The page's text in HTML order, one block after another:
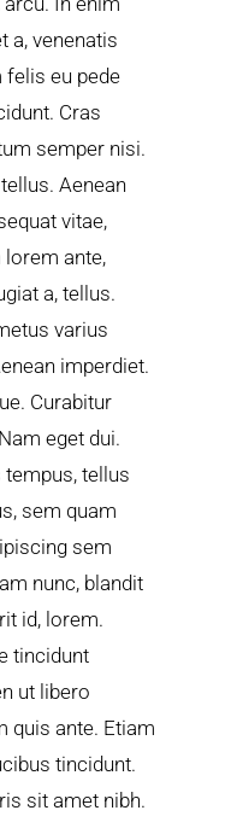
a, venenatis
felis eu pede
Cras
semper nisi.
Aenean
vitae,
lorem ante,
a, tellus.
varius
imperdiet.
Curabitur
eget dui.
tellus
sem quam
sem
nunc, blandit
id, lorem.
tincidunt
ut libero
quis ante. Etiam
tincidunt.
sit amet nibh.